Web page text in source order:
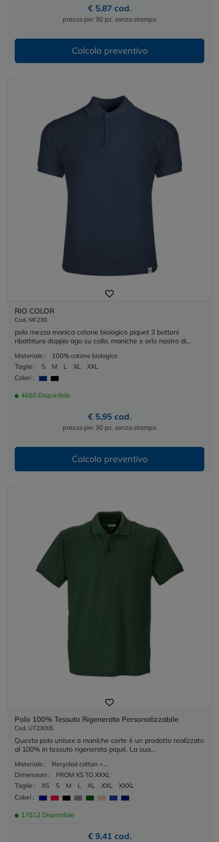
€ 5,87 cad.
prezzo per 30 pz. senza stampa
Calcola preventivo
RIO COLOR
Cod. NK230
polo mezza manica cotone biologico piquet 3 bottoni
ribattitura doppio ago su collo, maniche e orlo nastro di...
Materiale :
100% cotone biologico
Taglie :
S M L XL
XXL
Colori :
4650 Disponibile
€ 5,95 cad.
prezzo per 30 pz. senza stampa
Calcola preventivo
Polo 100% Tessuto Rigenerato Personalizzabile
Cod. UT23005
Questa polo unisex a maniche corte è un prodotto realizzato
al 100% in tessuto rigenerato piqué. La sua...
Materiale :
Recycled cotton +...
Dimensioni :
FROM XS TO XXXL
Taglie :
XS S M L XL XXL
XXXL
Colori :
17512 Disponibile
€ 9,41 cad.